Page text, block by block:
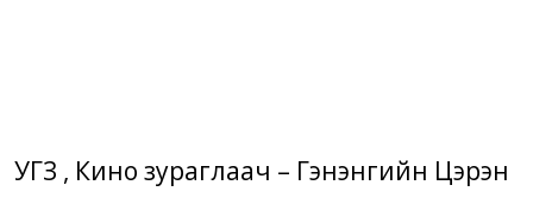
УГЗ , Кино зураглаач – Гэнэнгийн Цэрэн